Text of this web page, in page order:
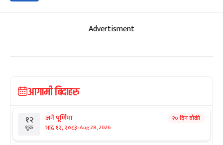
Advertisment
आगामी बिदाहरु
१२
शुक्र
जनै पूर्णिमा
भाद्र १२, २०८३-Aug 28, 2026
२० दिन बाँकी